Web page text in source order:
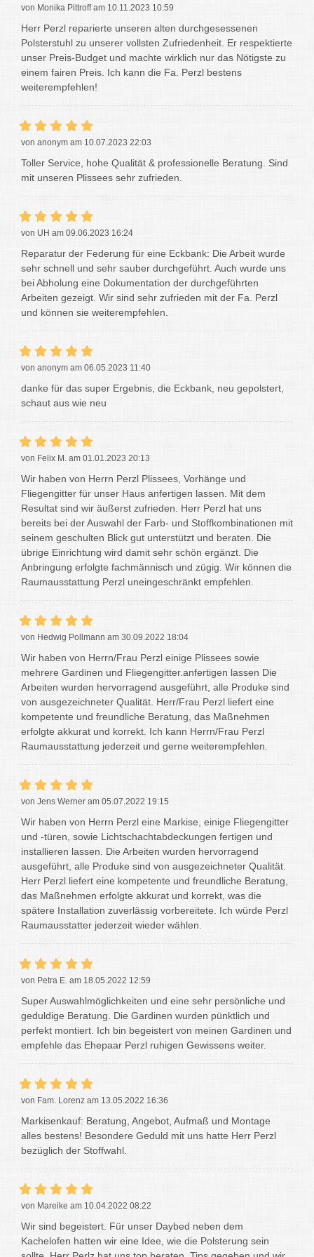
von Monika Pittroff am 10.11.2023 10:59
Herr Perzl reparierte unseren alten durchgesessenen
Polsterstuhl zu unserer vollsten Zufriedenheit. Er respektierte
unser Preis-Budget und machte wirklich nur das Nötigste zu
einem fairen Preis. Ich kann die Fa. Perzl bestens
weiterempfehlen!
von anonym am 10.07.2023 22:03
Toller Service, hohe Qualität & professionelle Beratung. Sind
mit unseren Plissees sehr zufrieden.
von UH am 09.06.2023 16:24
Reparatur der Federung für eine Eckbank: Die Arbeit wurde
sehr schnell und sehr sauber durchgeführt. Auch wurde uns
bei Abholung eine Dokumentation der durchgeführten
Arbeiten gezeigt. Wir sind sehr zufrieden mit der Fa. Perzl
und können sie weiterempfehlen.
von anonym am 06.05.2023 11:40
danke für das super Ergebnis, die Eckbank, neu gepolstert,
schaut aus wie neu
von Felix M. am 01.01.2023 20:13
Wir haben von Herrn Perzl Plissees, Vorhänge und
Fliegengitter für unser Haus anfertigen lassen. Mit dem
Resultat sind wir äußerst zufrieden. Herr Perzl hat uns
bereits bei der Auswahl der Farb- und Stoffkombinationen mit
seinem geschulten Blick gut unterstützt und beraten. Die
übrige Einrichtung wird damit sehr schön ergänzt. Die
Anbringung erfolgte fachmännisch und zügig. Wir können die
Raumausstattung Perzl uneingeschränkt empfehlen.
von Hedwig Pollmann am 30.09.2022 18:04
Wir haben von Herrn/Frau Perzl einige Plissees sowie
mehrere Gardinen und Fliegengitter.anfertigen lassen Die
Arbeiten wurden hervorragend ausgeführt, alle Produke sind
von ausgezeichneter Qualität. Herr/Frau Perzl liefert eine
kompetente und freundliche Beratung, das Maßnehmen
erfolgte akkurat und korrekt. Ich kann Herrn/Frau Perzl
Raumausstattung jederzeit und gerne weiterempfehlen.
von Jens Werner am 05.07.2022 19:15
Wir haben von Herrn Perzl eine Markise, einige Fliegengitter
und -türen, sowie Lichtschachtabdeckungen fertigen und
installieren lassen. Die Arbeiten wurden hervorragend
ausgeführt, alle Produke sind von ausgezeichneter Qualität.
Herr Perzl liefert eine kompetente und freundliche Beratung,
das Maßnehmen erfolgte akkurat und korrekt, was die
spätere Installation zuverlässig vorbereitete. Ich würde Perzl
Raumausstatter jederzeit wieder wählen.
von Petra E. am 18.05.2022 12:59
Super Auswahlmöglichkeiten und eine sehr persönliche und
geduldige Beratung. Die Gardinen wurden pünktlich und
perfekt montiert. Ich bin begeistert von meinen Gardinen und
empfehle das Ehepaar Perzl ruhigen Gewissens weiter.
von Fam. Lorenz am 13.05.2022 16:36
Markisenkauf: Beratung, Angebot, Aufmaß und Montage
alles bestens! Besondere Geduld mit uns hatte Herr Perzl
bezüglich der Stoffwahl.
von Mareike am 10.04.2022 08:22
Wir sind begeistert. Für unser Daybed neben dem
Kachelofen hatten wir eine Idee, wie die Polsterung sein